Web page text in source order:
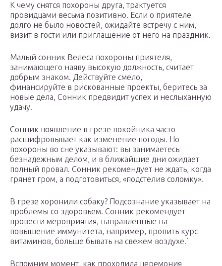
К чему снятся похороны друга, трактуется
провидцами весьма позитивно. Если о приятеле
долго не было новостей, ожидайте встречу с ним,
визит в гости или приглашение от него на праздник.
Малый сонник Велеса похороны приятеля,
занимающего наяву высокую должность, считает
добрым знаком. Действуйте смело,
финансируйте в рискованные проекты, беритесь за
новые дела, Сонник предвидит успех и неслыханную
удачу.
Сонник появление в грезе покойника часто
расшифровывает как изменение погоды. Но
похороны во сне указывают: вы занимаетесь
безнадежным делом, и в ближайшие дни ожидает
полный провал. Сонник рекомендует не ждать, когда
грянет гром, а подготовиться, «подстелив соломку».
В грезе хоронили собаку? Подсознание указывает на
проблемы со здоровьем. Сонник рекомендует
провести мероприятия, направленные на
повышение иммунитета, например, пропить курс
витаминов, больше бывать на свежем воздухе.`
Вспомним момент, как проходила церемония